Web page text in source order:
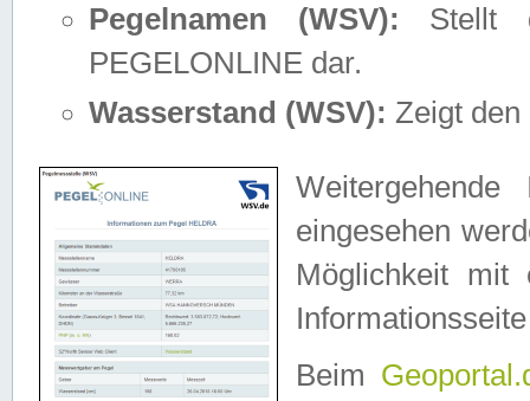
Pegelnamen (WSV): Stellt
PEGELONLINE dar.
Wasserstand (WSV): Zeigt den
eingesehen
Möglichkeit mit
Beim